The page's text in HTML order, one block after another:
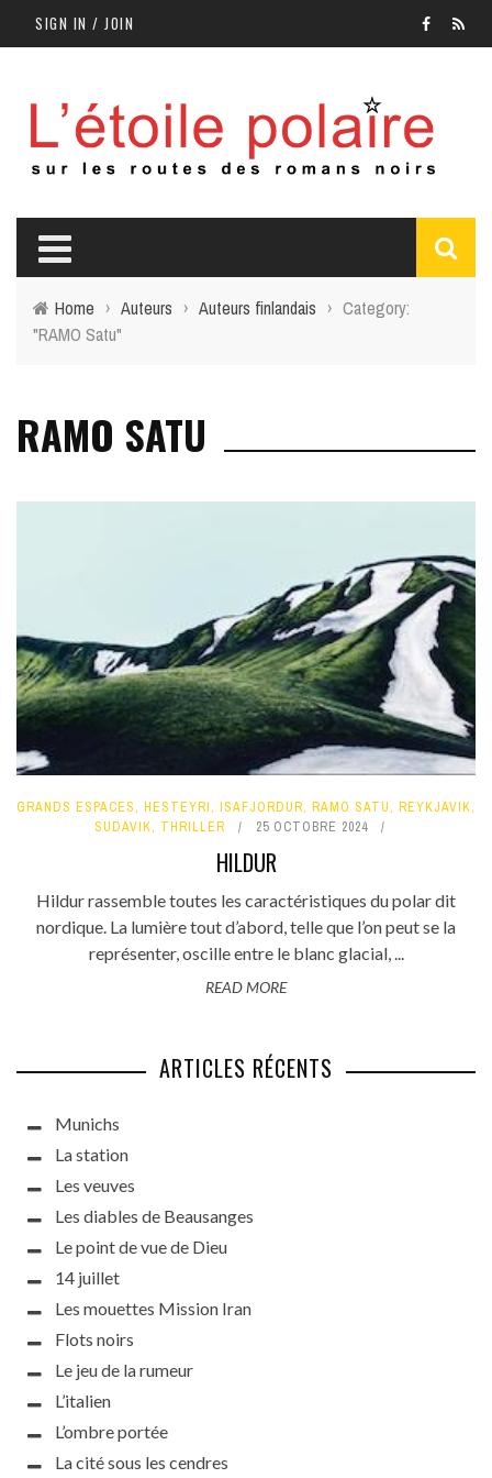
SIGN IN / JOIN
Home › Auteurs › Auteurs finlandais › Category:
"RAMO Satu"
RAMO SATU
GRANDS ESPACES, HESTEYRI, ISAFJORDUR, RAMO SATU, REYKJAVIK,
SUDAVIK, THRILLER 25 OCTOBRE 2024
HILDUR
Hildur rassemble toutes les caractéristiques du polar dit
nordique. La lumière tout d’abord, telle que l’on peut se la
représenter, oscille entre le blanc glacial, ...
READ MORE
ARTICLES RÉCENTS
Munichs
La station
Les veuves
Les diables de Beausanges
Le point de vue de Dieu
14 juillet
Les mouettes Mission Iran
Flots noirs
Le jeu de la rumeur
L’italien
L’ombre portée
La cité sous les cendres